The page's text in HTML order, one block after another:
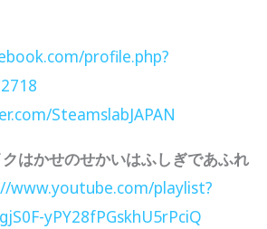
profile.php?
SteamslabJAPAN
はかせのせかいはふしぎであふれ
www.youtube.com/playlist?
yPY28fPGskhU5rPciQ